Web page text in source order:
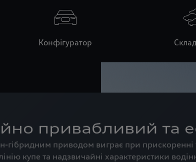
Конфігуратор
привабливий та
гібридним приводом виграє при
купе та надзвичайні характеристики